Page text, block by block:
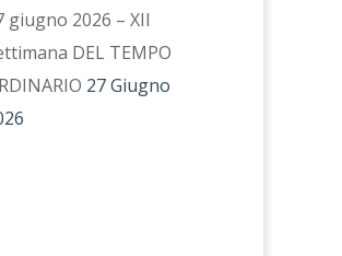
giugno 2026 – XII
DEL TEMPO
27 Giugno